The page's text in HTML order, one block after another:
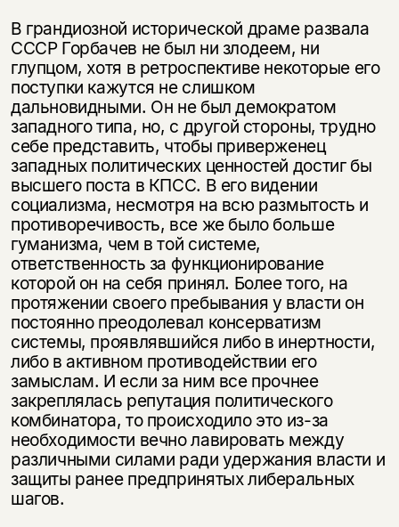
В грандиозной исторической драме развала
СССР Горбачев не был ни злодеем, ни
глупцом, хотя в ретроспективе некоторые его
поступки кажутся не слишком
дальновидными. Он не был демократом
западного типа, но, с другой стороны, трудно
себе представить, чтобы приверженец
западных политических ценностей достиг бы
высшего поста в КПСС. В его видении
социализма, несмотря на всю размытость и
противоречивость, все же было больше
гуманизма, чем в той системе,
ответственность за функционирование
которой он на себя принял. Более того, на
протяжении своего пребывания у власти он
постоянно преодолевал консерватизм
системы, проявлявшийся либо в инертности,
либо в активном противодействии его
замыслам. И если за ним все прочнее
закреплялась репутация политического
комбинатора, то происходило это из-за
необходимости вечно лавировать между
различными силами ради удержания власти и
защиты ранее предпринятых либеральных
шагов.